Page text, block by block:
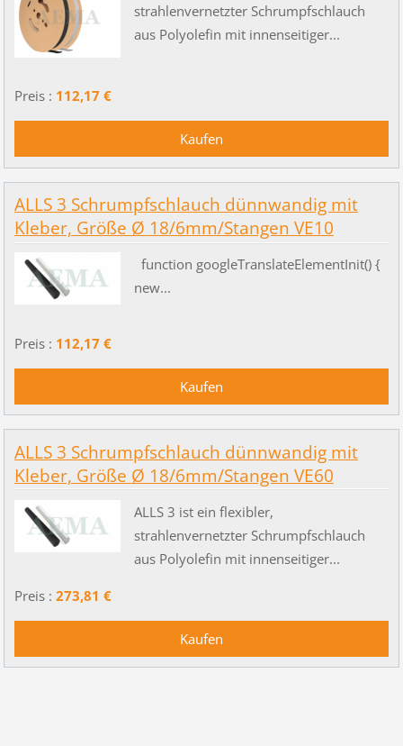
strahlenvernetzter Schrumpfschlauch
aus Polyolefin mit innenseitiger...
Preis : 112,17 €
ALLS 3 Schrumpfschlauch dünnwandig mit
Kleber, Größe Ø 18/6mm/Stangen VE10
function googleTranslateElementInit() {
new...
Preis : 112,17 €
ALLS 3 Schrumpfschlauch dünnwandig mit
Kleber, Größe Ø 18/6mm/Stangen VE60
ALLS 3 ist ein flexibler,
strahlenvernetzter Schrumpfschlauch
aus Polyolefin mit innenseitiger...
Preis : 273,81 €